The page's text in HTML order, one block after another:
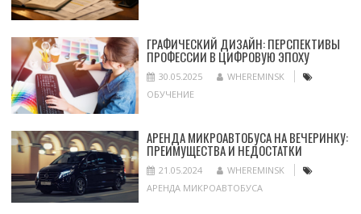
ГРАФИЧЕСКИЙ ДИЗАЙН: ПЕРСПЕКТИВЫ
ПРОФЕССИИ В ЦИФРОВУЮ ЭПОХУ
30.05.2025
WHEREMINSK
ОБУЧЕНИЕ
АРЕНДА МИКРОАВТОБУСА НА ВЕЧЕРИНКУ:
ПРЕИМУЩЕСТВА И НЕДОСТАТКИ
21.05.2024
WHEREMINSK
АРЕНДА МИКРОАВТОБУСА